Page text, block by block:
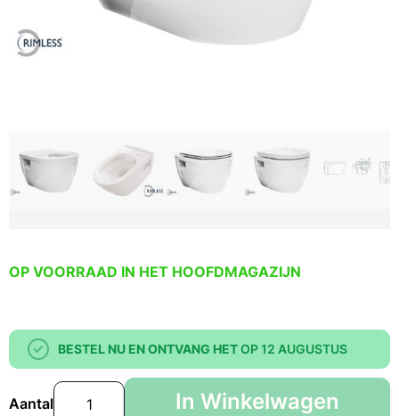
OP VOORRAAD IN HET HOOFDMAGAZIJN
BESTEL NU EN ONTVANG HETOP 12 AUGUSTUS
Aantal In Winkelwagen